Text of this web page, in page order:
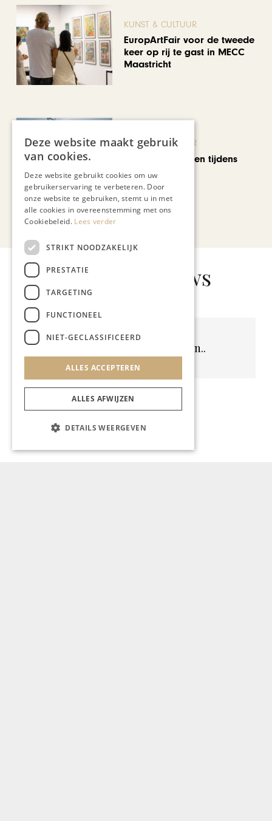
KUNST & CULTUUR
EuropArtFair voor de tweede
keer op rij te gast in MECC
Maastricht
KUNST & CULTUUR
Wereldse beelden tijdens
Bekijk alle artikelen
Gerelateerd nieuws
Geen resultaten gevonden..
Deze website maakt gebruik
van cookies.
Deze website gebruikt cookies om uw
gebruikerservaring te verbeteren. Door
onze website te gebruiken, stemt u in met
alle cookies in overeenstemming met ons
Cookiebeleid. Lees verder
STRIKT NOODZAKELIJK
PRESTATIE
TARGETING
FUNCTIONEEL
NIET-GECLASSIFICEERD
ALLES ACCEPTEREN
ALLES AFWIJZEN
DETAILS WEERGEVEN